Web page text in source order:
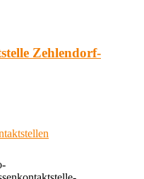
Zehlendorf-